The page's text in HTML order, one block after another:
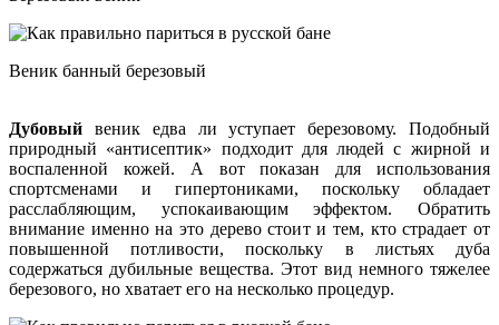
Веник банный березовый
Дубовый веник едва ли уступает березовому. Подобный
природный «антисептик» подходит для людей с жирной и
воспаленной кожей. А вот показан для использования
спортсменами и гипертониками, поскольку обладает
расслабляющим, успокаивающим эффектом. Обратить
внимание именно на это дерево стоит и тем, кто страдает от
повышенной потливости, поскольку в листьях дуба
содержаться дубильные вещества. Этот вид немного тяжелее
березового, но хватает его на несколько процедур.